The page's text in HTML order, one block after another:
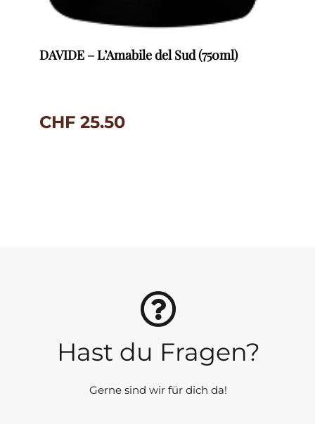
DAVIDE – L’Amabile del Sud (750ml)
CHF 25.50
Hast du Fragen?
Gerne sind wir für dich da!